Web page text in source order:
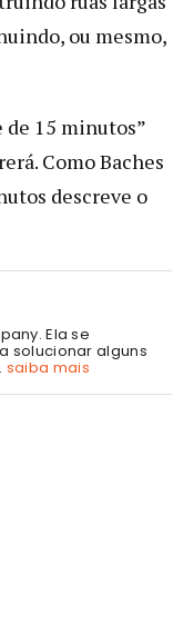
ou mesmo,
de 15 minutos”
Como Baches
descreve o
Ela se
solucionar alguns
saiba mais